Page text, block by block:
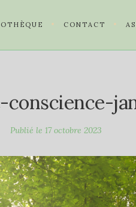
CONTACT
Publié le 17 octobre 2023